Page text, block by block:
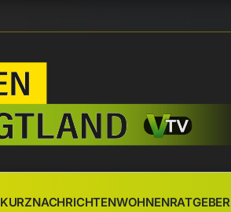
KURZNACHRICHTENWOHNENRATGEBER